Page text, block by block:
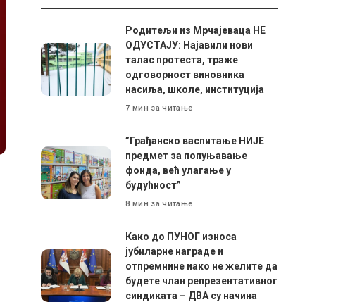
Родитељи из Мрчајеваца НЕ
ОДУСТАЈУ: Најавили нови
талас протеста, траже
одговорност виновника
насиља, школе, институција
7 мин за читање
”Грађанско васпитање НИЈЕ
предмет за попуњавање
фонда, већ улагање у
будућност”
8 мин за читање
Како до ПУНОГ износа
јубиларне награде и
отпремнине иако не желите да
будете члан репрезентативног
синдиката – ДВА су начина